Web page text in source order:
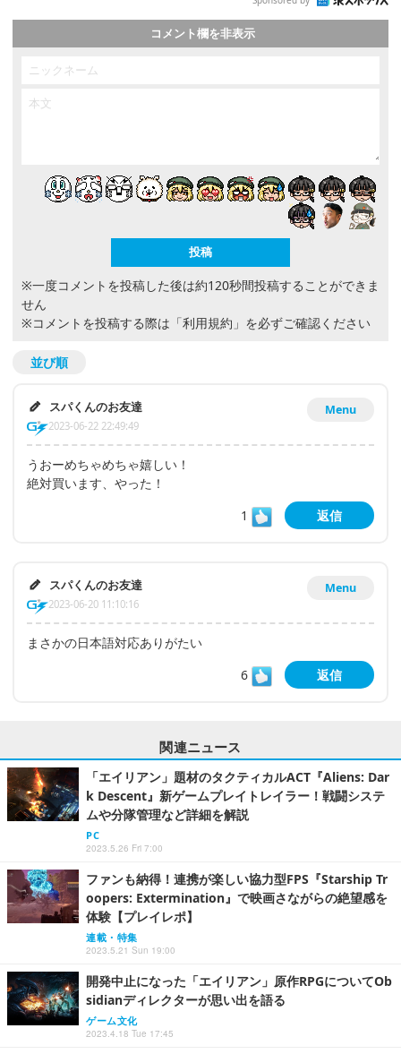
コメント欄を非表示
※一度コメントを投稿した後は約120秒間投稿することができま
せん
※コメントを投稿する際は 「利用規約」 を必ずご確認ください
並び順
Menu
スパくんのお友達
2023-06-22 22:49:49
うおーめちゃめちゃ嬉しい！
絶対買います、やった！
1
返信
Menu
スパくんのお友達
2023-06-20 11:10:16
まさかの日本語対応ありがたい
6
返信
関連ニュース
「エイリアン」題材のタクティカルACT『Aliens: Dar
k Descent』新ゲームプレイトレイラー！戦闘システ
ムや分隊管理など詳細を解説
PC
2023.5.26 Fri 7:00
ファンも納得！連携が楽しい協力型FPS『Starship Tr
oopers: Extermination』で映画さながらの絶望感を
体験【プレイレポ】
連載・特集
2023.5.21 Sun 19:00
開発中止になった「エイリアン」原作RPGについてOb
sidianディレクターが思い出を語る
ゲーム文化
2023.4.18 Tue 17:45